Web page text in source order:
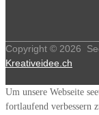
Copyright © 2026
Kreativeidee.ch
Um unsere Webseite
fortlaufend verbessern